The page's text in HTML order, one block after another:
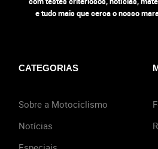
e tudo mais que cerca o nosso
CATEGORIAS
Sobre a Motociclismo
Notícias